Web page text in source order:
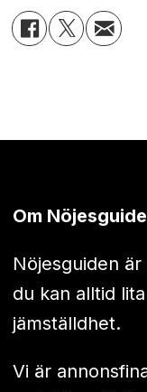
Om
Nöjesguiden
du kan alltid
jämställdhet.
Vi är